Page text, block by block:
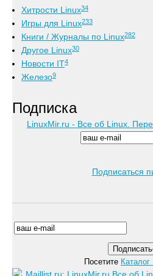
Хитрости Linux34
Игры для Linux233
Книги / Журналы по Linux282
Другое Linux30
Новости IT4
Железо9
Подписка
LinuxMir.ru - Все об Linux.
Подписаться
Посетите